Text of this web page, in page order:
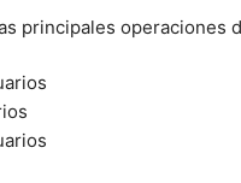
principales operaciones